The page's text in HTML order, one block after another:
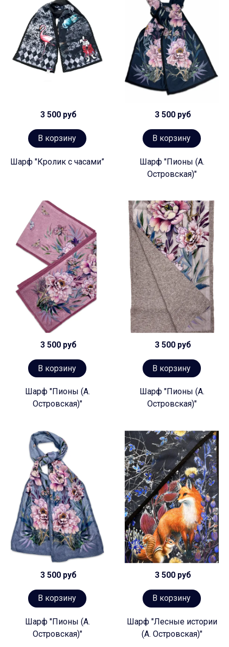
3 500 руб
В корзину
Шарф "Кролик с часами”
3 500 руб
В корзину
Шарф "Пионы (А.
Островская)"
3 500 руб
В корзину
Шарф "Пионы (А.
Островская)"
3 500 руб
В корзину
Шарф "Пионы (А.
Островская)"
3 500 руб
В корзину
Шарф "Пионы (А.
Островская)"
3 500 руб
В корзину
Шарф "Лесные истории
(А. Островская)"